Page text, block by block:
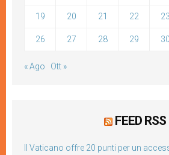
19 20 21 22 23
26 27 28 29 30
« Ago Ott »
FEED RSS
Il Vaticano offre 20 punti per un